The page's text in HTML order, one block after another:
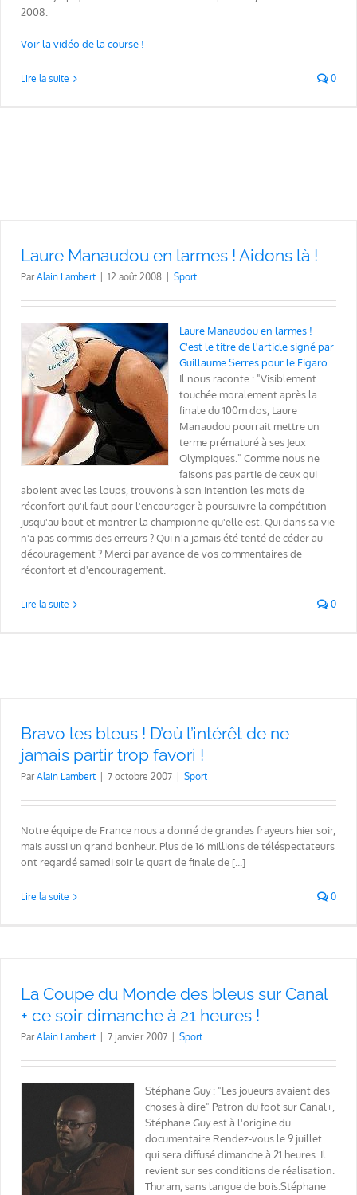
2008.
Voir la vidéo de la course !
Lire la suite 0
Laure Manaudou en larmes ! Aidons là !
ParAlain Lambert 12 août 2008 Sport
Laure Manaudou en larmes !
C'est le titre de l'article signé par
Guillaume Serres pour le Figaro.
Il nous raconte : "Visiblement
touchée moralement après la
finale du 100m dos, Laure
Manaudou pourrait mettre un
terme prématuré à ses Jeux
Olympiques." Comme nous ne
faisons pas partie de ceux qui
aboient avec les loups, trouvons à son intention les mots de
réconfort qu'il faut pour l'encourager à poursuivre la compétition
jusqu'au bout et montrer la championne qu'elle est. Qui dans sa vie
n'a pas commis des erreurs ? Qui n'a jamais été tenté de céder au
découragement ? Merci par avance de vos commentaires de
réconfort et d'encouragement.
Lire la suite 0
Bravo les bleus ! D’où l’intérêt de ne
jamais partir trop favori !
ParAlain Lambert 7 octobre 2007 Sport
Notre équipe de France nous a donné de grandes frayeurs hier soir,
mais aussi un grand bonheur. Plus de 16 millions de téléspectateurs
ont regardé samedi soir le quart de finale de [...]
Lire la suite 0
La Coupe du Monde des bleus sur Canal
+ ce soir dimanche à 21 heures !
ParAlain Lambert 7 janvier 2007 Sport
Stéphane Guy : "Les joueurs avaient des
choses à dire" Patron du foot sur Canal+,
Stéphane Guy est à l'origine du
documentaire Rendez-vous le 9 juillet
qui sera diffusé dimanche à 21 heures. Il
revient sur ses conditions de réalisation.
Thuram, sans langue de bois.Stéphane